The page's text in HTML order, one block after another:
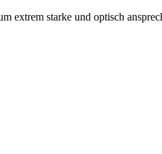
extrem starke und optisch